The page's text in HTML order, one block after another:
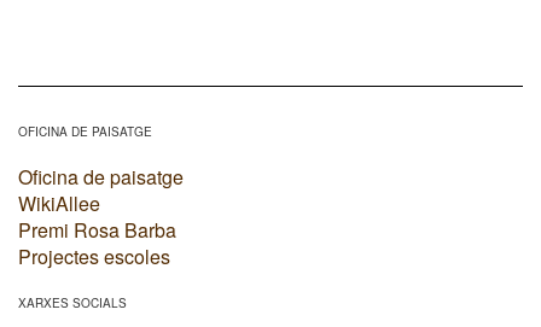
OFICINA DE PAISATGE
Oficina de paisatge
WikiAllee
Premi Rosa Barba
Projectes escoles
XARXES SOCIALS